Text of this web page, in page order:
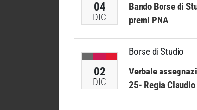
04
DIC
Bando Borse di
premi PNA
02
DIC
Borse di Studio
Verbale
25- Regia Claudio